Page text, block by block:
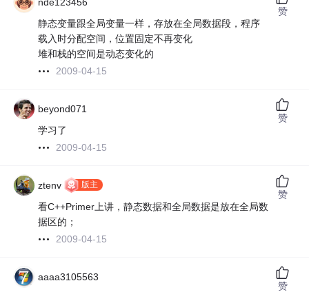
nde123456
静态变量跟全局变量一样，存放在全局数据段，程序
载入时分配空间，位置固定不再变化
堆和栈的空间是动态变化的
2009-04-15
赞
beyond071
学习了
2009-04-15
赞
ztenv 版主
看C++Primer上讲，静态数据和全局数据是放在全局数
据区的；
2009-04-15
赞
aaaa3105563
赞